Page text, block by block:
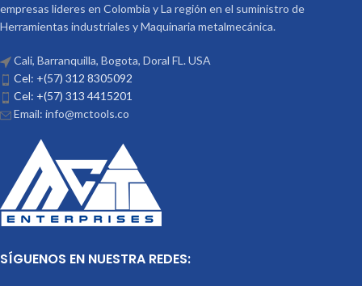
empresas lideres en Colombia y La región en el suministro de
Herramientas industriales y Maquinaria metalmecánica.
Cali, Barranquilla, Bogota, Doral FL. USA
Cel: +(57) 312 8305092
Cel: +(57) 313 4415201
Email: info@mctools.co
SÍGUENOS EN NUESTRA REDES: